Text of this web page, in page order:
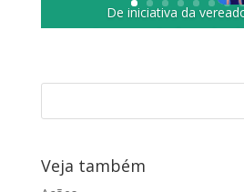
De iniciativa da
Damus, ação foi
Veja também